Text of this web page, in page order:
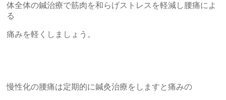
体全体の鍼治療で筋肉を和らげストレスを軽減し腰痛によ
る
痛みを軽くしましょう。
慢性化の腰痛は定期的に鍼灸治療をしますと痛みの